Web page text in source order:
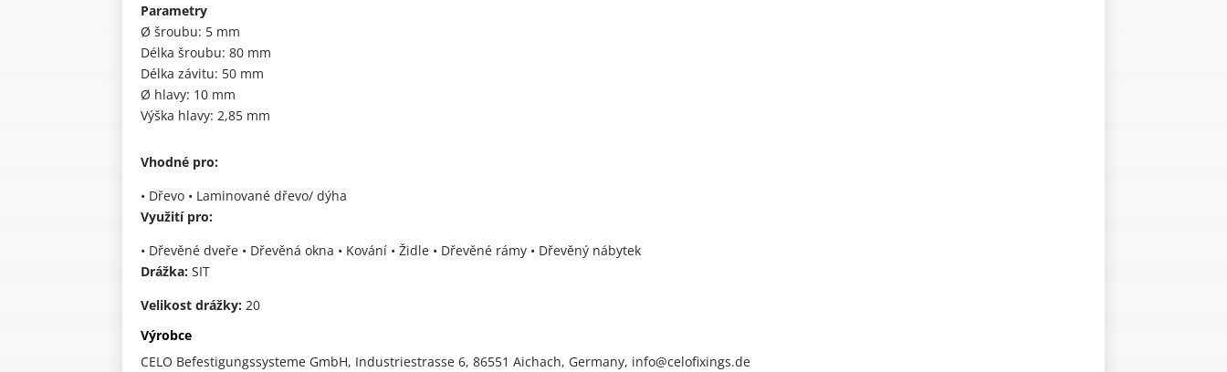
Parametry
Ø šroubu: 5 mm
Délka šroubu: 80 mm
Délka závitu: 50 mm
Ø hlavy: 10 mm
Výška hlavy: 2,85 mm
Vhodné pro:
• Dřevo • Laminované dřevo/ dýha
Využití pro:
• Dřevěné dveře • Dřevěná okna • Kování • Židle • Dřevěné rámy • Dřevěný nábytek
Drážka: SIT
Velikost drážky: 20
Výrobce
CELO Befestigungssysteme GmbH, Industriestrasse 6, 86551 Aichach, Germany, info@celofixings.de